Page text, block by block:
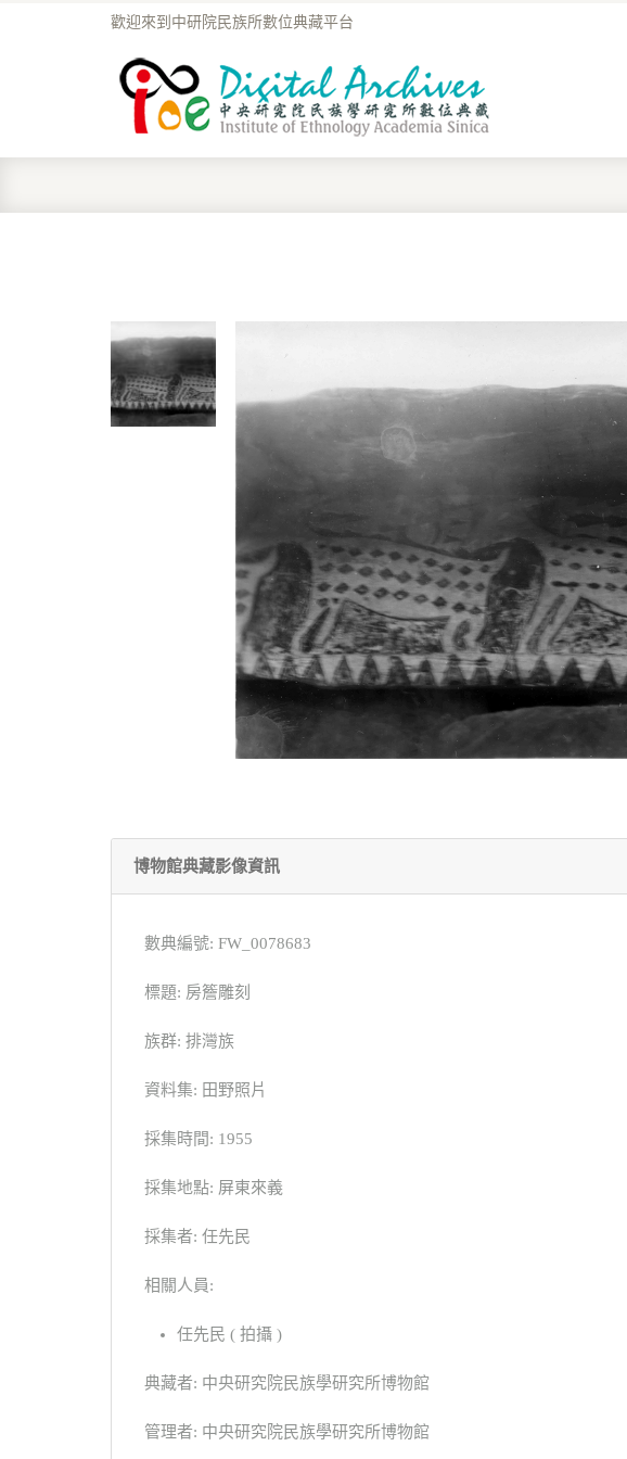
歡迎來到中研院民族所數位典藏平台
博物館典藏影像資訊
數典編號: FW_0078683
標題: 房簷雕刻
族群: 排灣族
資料集: 田野照片
採集時間: 1955
採集地點: 屏東來義
採集者: 任先民
相關人員:
任先民 ( 拍攝 )
典藏者: 中央研究院民族學研究所博物館
管理者: 中央研究院民族學研究所博物館